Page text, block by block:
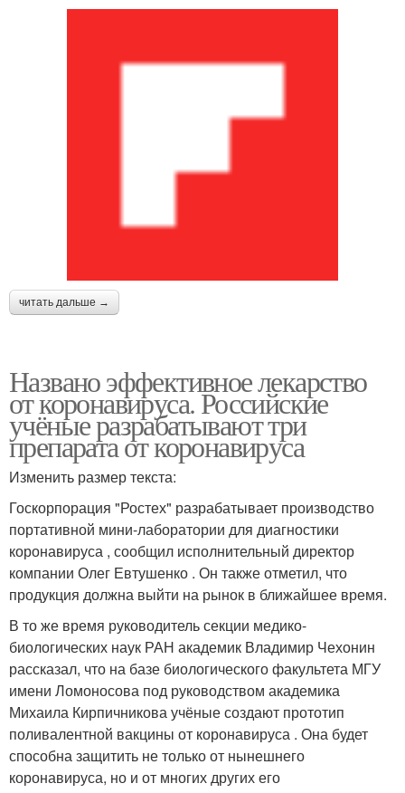
читать дальше →
Названо эффективное лекарство
от коронавируса. Российские
учёные разрабатывают три
препарата от коронавируса
Изменить размер текста:
Госкорпорация "Ростех" разрабатывает производство
портативной мини-лаборатории для диагностики
коронавируса , сообщил исполнительный директор
компании Олег Евтушенко . Он также отметил, что
продукция должна выйти на рынок в ближайшее время.
В то же время руководитель секции медико-
биологических наук РАН академик Владимир Чехонин
рассказал, что на базе биологического факультета МГУ
имени Ломоносова под руководством академика
Михаила Кирпичникова учёные создают прототип
поливалентной вакцины от коронавируса . Она будет
способна защитить не только от нынешнего
коронавируса, но и от многих других его